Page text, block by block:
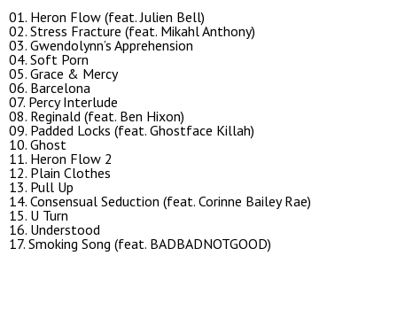
01. Heron Flow (feat. Julien Bell)
02. Stress Fracture (feat. Mikahl Anthony)
03. Gwendolynn’s Apprehension
04. Soft Porn
05. Grace & Mercy
06. Barcelona
07. Percy Interlude
08. Reginald (feat. Ben Hixon)
09. Padded Locks (feat. Ghostface Killah)
10. Ghost
11. Heron Flow 2
12. Plain Clothes
13. Pull Up
14. Consensual Seduction (feat. Corinne Bailey Rae)
15. U Turn
16. Understood
17. Smoking Song (feat. BADBADNOTGOOD)